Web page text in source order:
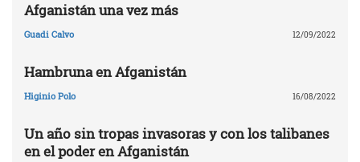
Afganistán una vez más
Guadi Calvo 12/09/2022
Hambruna en Afganistán
Higinio Polo 16/08/2022
Un año sin tropas invasoras y con los talibanes
en el poder en Afganistán